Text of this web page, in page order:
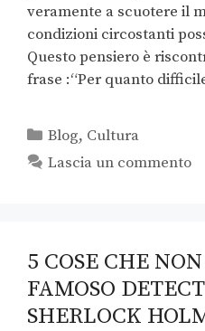
veramente a scuotere il
condizioni circostanti
Questo pensiero è
frase :“Per quanto
Blog, Cultura
Lascia un commento
5 COSE CHE
FAMOSO
SHERLOCK